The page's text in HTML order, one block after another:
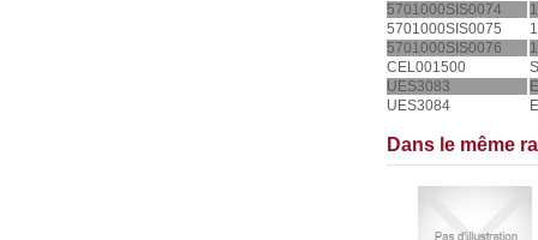
5701000SIS0074
5701000SIS0075
5701000SIS0076
CEL001500
UES3083
UES3084
Dans le même